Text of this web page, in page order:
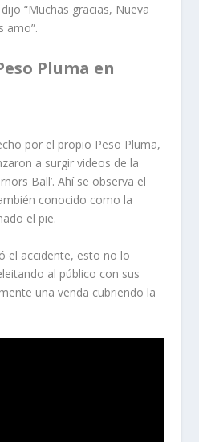
dijo “Muchas gracias, Nueva
amo”.
Pluma en
por el propio Peso Pluma,
a surgir videos de la
Ball’. Ahí se observa el
conocido como la
el pie.
el accidente, esto no lo
al público con sus
una venda cubriendo la